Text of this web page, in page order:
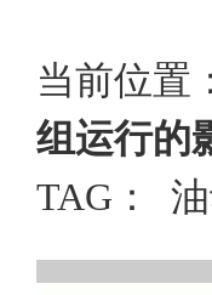
当前位置：
组运行的
TAG：